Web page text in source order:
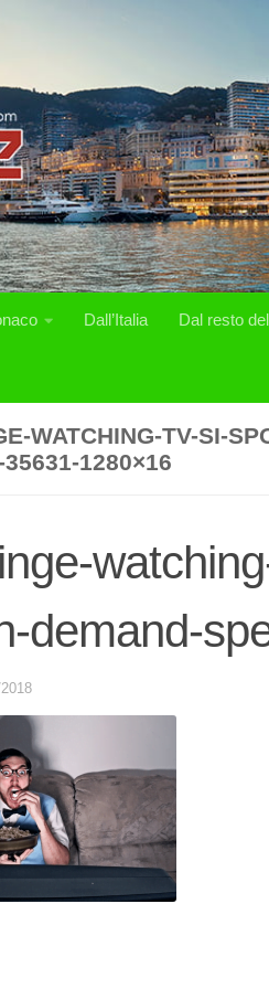
Dall’Italia Dal resto
WATCHING-TV-SI-
1280×16
demand-